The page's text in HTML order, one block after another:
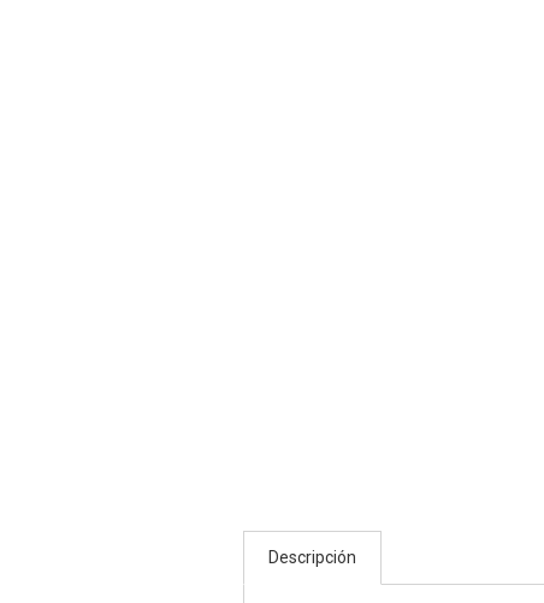
Descripción